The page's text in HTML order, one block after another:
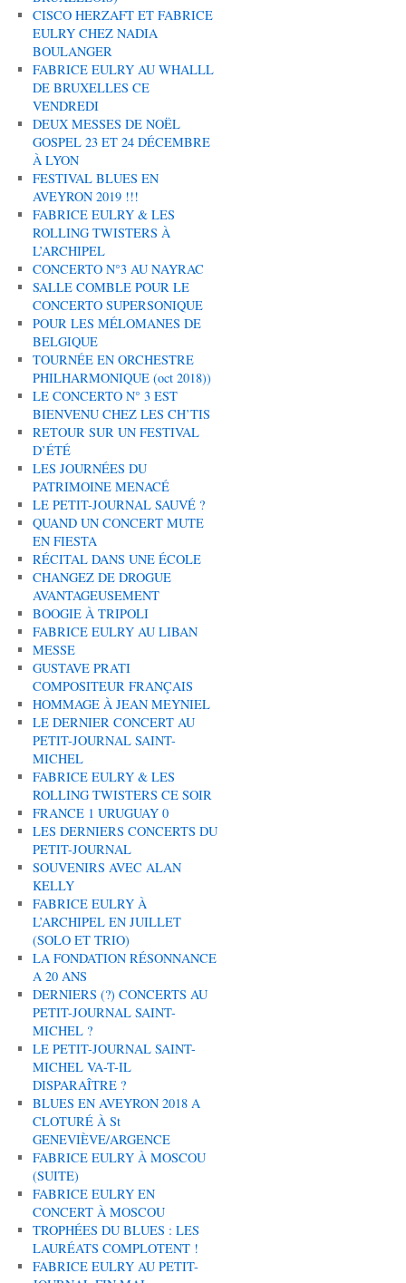
CISCO HERZAFT ET FABRICE
EULRY CHEZ NADIA
BOULANGER
FABRICE EULRY AU WHALLL
DE BRUXELLES CE
VENDREDI
DEUX MESSES DE NOËL
GOSPEL 23 ET 24 DÉCEMBRE
À LYON
FESTIVAL BLUES EN
AVEYRON 2019 !!!
FABRICE EULRY & LES
ROLLING TWISTERS À
L’ARCHIPEL
CONCERTO N°3 AU NAYRAC
SALLE COMBLE POUR LE
CONCERTO SUPERSONIQUE
POUR LES MÉLOMANES DE
BELGIQUE
TOURNÉE EN ORCHESTRE
PHILHARMONIQUE (oct 2018))
LE CONCERTO N° 3 EST
BIENVENU CHEZ LES CH’TIS
RETOUR SUR UN FESTIVAL
D’ÉTÉ
LES JOURNÉES DU
PATRIMOINE MENACÉ
LE PETIT-JOURNAL SAUVÉ ?
QUAND UN CONCERT MUTE
EN FIESTA
RÉCITAL DANS UNE ÉCOLE
CHANGEZ DE DROGUE
AVANTAGEUSEMENT
BOOGIE À TRIPOLI
FABRICE EULRY AU LIBAN
MESSE
GUSTAVE PRATI
COMPOSITEUR FRANÇAIS
HOMMAGE À JEAN MEYNIEL
LE DERNIER CONCERT AU
PETIT-JOURNAL SAINT-
MICHEL
FABRICE EULRY & LES
ROLLING TWISTERS CE SOIR
FRANCE 1 URUGUAY 0
LES DERNIERS CONCERTS DU
PETIT-JOURNAL
SOUVENIRS AVEC ALAN
KELLY
FABRICE EULRY À
L’ARCHIPEL EN JUILLET
(SOLO ET TRIO)
LA FONDATION RÉSONNANCE
A 20 ANS
DERNIERS (?) CONCERTS AU
PETIT-JOURNAL SAINT-
MICHEL ?
LE PETIT-JOURNAL SAINT-
MICHEL VA-T-IL
DISPARAÎTRE ?
BLUES EN AVEYRON 2018 A
CLOTURÉ À St
GENEVIÈVE/ARGENCE
FABRICE EULRY À MOSCOU
(SUITE)
FABRICE EULRY EN
CONCERT À MOSCOU
TROPHÉES DU BLUES : LES
LAURÉATS COMPLOTENT !
FABRICE EULRY AU PETIT-